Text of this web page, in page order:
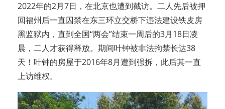
2022年的2月7日，在北京也遭到截访。二人先后被押
回福州后一直囚禁在东三环立交桥下违法建设铁皮房
黑监狱内，直到全国“两会”结束一周后的3月18日凌
晨，二人才获得释放。期间叶钟被非法拘禁长达38
天！叶钟的房屋于2016年8月遭到强拆，此后其一直
上访维权。